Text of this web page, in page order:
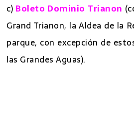
c) Boleto Dominio Trianon
Grand Trianon, la Aldea de la
parque, con excepción de
las Grandes Aguas).